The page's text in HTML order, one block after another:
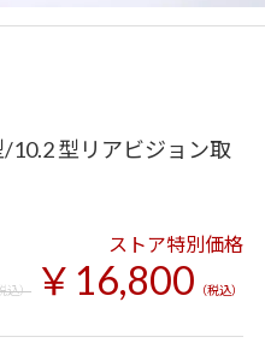
/10.2 型リアビジョン取
ストア特別価格
込） ￥16,800 （税込）